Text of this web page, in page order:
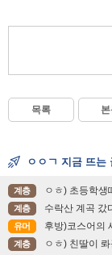
목록
ㅇㅇㄱ 지금 뜨는
계층 ㅇㅎ) 초등학생
계층 수락산 계곡 갔
유머 후방)코스어의
계층 ㅇㅎ) 친딸이